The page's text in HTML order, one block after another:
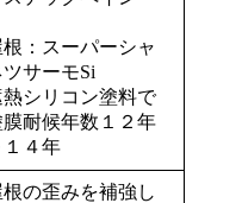
根：スーパーシャ
ツサーモSi
熱シリコン塗料で
膜耐候年数１２年
１４年
根の歪みを補強し